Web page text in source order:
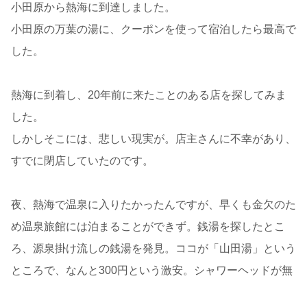
小田原から熱海に到達しました。
小田原の万葉の湯に、クーポンを使って宿泊したら最高で
した。
熱海に到着し、20年前に来たことのある店を探してみま
した。
しかしそこには、悲しい現実が。店主さんに不幸があり、
すでに閉店していたのです。
夜、熱海で温泉に入りたかったんですが、早くも金欠のた
め温泉旅館には泊まることができず。銭湯を探したとこ
ろ、源泉掛け流しの銭湯を発見。ココが「山田湯」という
ところで、なんと300円という激安。シャワーヘッドが無